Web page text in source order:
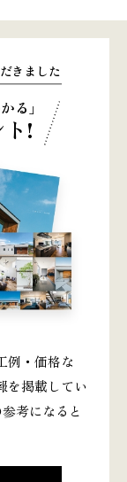
きました
る」
!
例・価格な
を掲載してい
考になると